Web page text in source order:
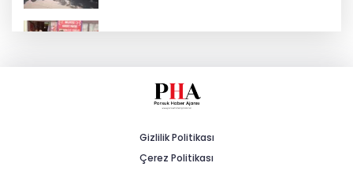
AK Parti İl Başkanı Albayrak: "Esnafı
Şiddetli Karın Ağrısına Dikkat!
Gizlilik Politikası
Çerez Politikası